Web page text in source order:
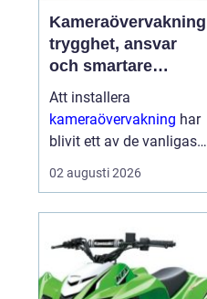
Kameraövervakning
trygghet, ansvar
och smartare
säkerhet i vardagen
Att installera
kameraövervakning har
blivit ett av de vanligaste
sätten att öka tryggheten
i både hem och företag.
överblick, avskräcker
från brott och kan hj...
02 augusti 2026